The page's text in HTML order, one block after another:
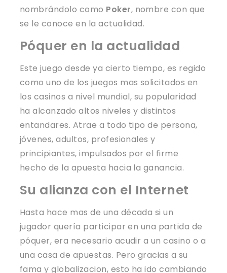
nombrándolo como Poker, nombre con que
se le conoce en la actualidad.
Póquer en la actualidad
Este juego desde ya cierto tiempo, es regido
como uno de los juegos mas solicitados en
los casinos a nivel mundial, su popularidad
ha alcanzado altos niveles y distintos
entandares. Atrae a todo tipo de persona,
jóvenes, adultos, profesionales y
principiantes, impulsados por el firme
hecho de la apuesta hacia la ganancia.
Su alianza con el Internet
Hasta hace mas de una década si un
jugador quería participar en una partida de
póquer, era necesario acudir a un casino o a
una casa de apuestas. Pero gracias a su
fama y globalizacion, esto ha ido cambiando